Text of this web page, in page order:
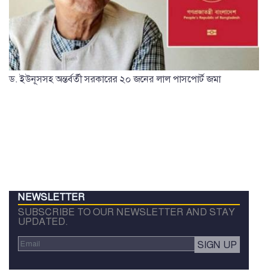
ড. ইউনূসসহ অন্তর্বর্তী সরকারের ২০ জনের লাল পাসপোর্ট জমা
NEWSLETTER
SUBSCRIBE TO OUR NEWSLETTER AND STAY
UPDATED.